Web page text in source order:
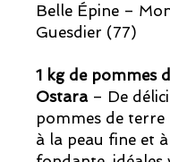
Belle Épine –
Guesdier (77)
1 kg de pommes
Ostara– De
pommes de terre
à la peau fine et